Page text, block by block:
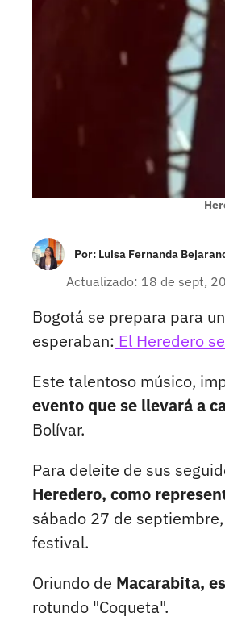
Por: Luisa Fernanda
Actualizado: 18 de sept,
Bogotá se prepara para
esperaban: El Heredero
Este talentoso músico,
evento que se llevará a
Bolívar.
Para deleite de sus
Heredero, como
sábado 27 de
festival.
Oriundo de Macarabita,
rotundo "Coqueta".